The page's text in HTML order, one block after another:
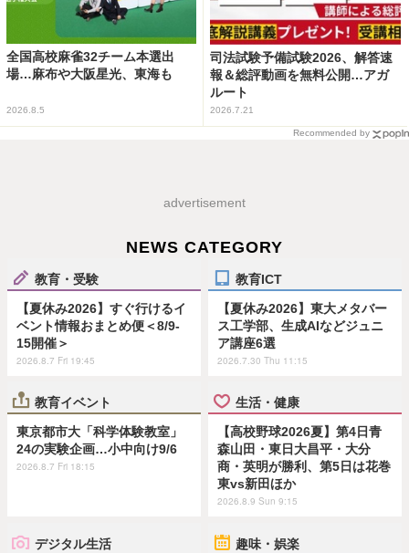
全国高校麻雀32チーム本選出
場…麻布や大阪星光、東海も
2026.8.5
司法試験予備試験2026、解答速
報＆総評動画を無料公開…アガ
ルート
2026.7.21
Recommended by
advertisement
NEWS CATEGORY
教育・受験
【夏休み2026】すぐ行けるイ
ベント情報おまとめ便＜8/9-
15開催＞
2026.8.7 Fri 19:45
教育ICT
【夏休み2026】東大メタバー
ス工学部、生成AIなどジュニ
ア講座6選
2026.7.30 Thu 11:15
教育イベント
東京都市大「科学体験教室」
24の実験企画…小中向け9/6
2026.8.7 Fri 18:15
生活・健康
【高校野球2026夏】第4日青
森山田・東日大昌平・大分
商・英明が勝利、第5日は花巻
東vs新田ほか
2026.8.9 Sun 9:15
デジタル生活 趣味・娯楽